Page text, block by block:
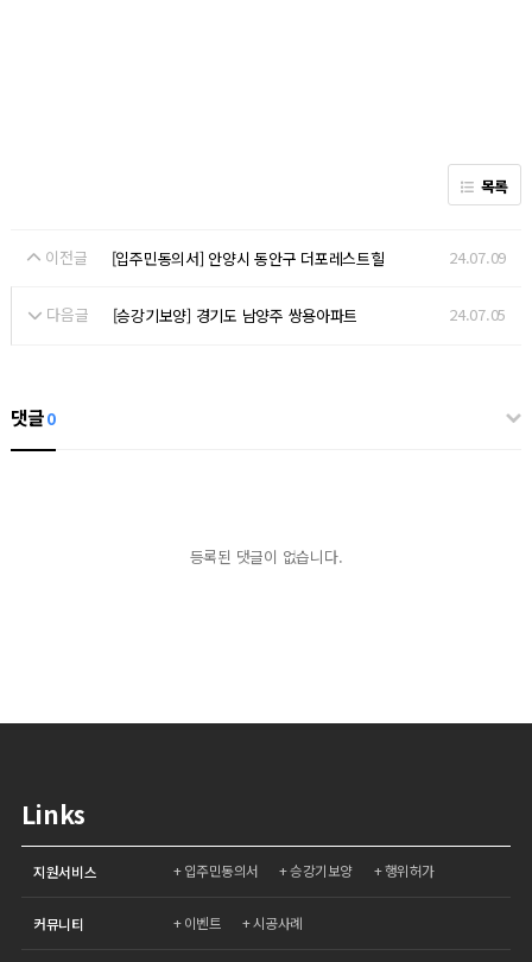
목록
이전글 [입주민동의서] 안양시 동안구 더포레스트힐 24.07.09
다음글 [승강기보양] 경기도 남양주 쌍용아파트 24.07.05
댓글0
등록된 댓글이 없습니다.
Links
지원서비스 입주민동의서 승강기보양 행위허가
커뮤니티 이벤트 시공사례